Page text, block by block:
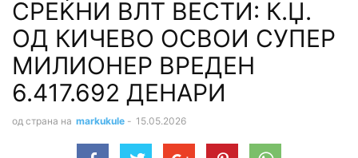
СРЕЌНИ ВЛТ ВЕСТИ: К.Џ.
ОД КИЧЕВО ОСВОИ СУПЕР
МИЛИОНЕР ВРЕДЕН
6.417.692 ДЕНАРИ
од страна на markukule - 15.05.2026